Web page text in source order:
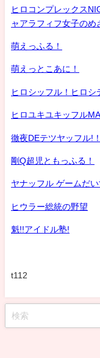
ヒロコンプレックス
ャアラフィフ女子の
萌えっふる！
萌えっとこあに！
ヒロシッフル！ヒロシ
ヒロユキユキッフル
徹夜DEテツヤッフル!
剛Q超児ともっふる！
ヤナッフル ゲームだ
ヒウラー総統の野望
魁!!アイドル塾!
t112